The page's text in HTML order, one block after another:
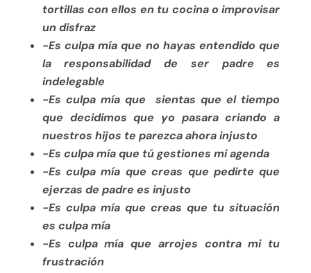
tortillas con ellos en tu cocina o improvisar
un disfraz
-Es culpa mía que no hayas entendido que
la responsabilidad de ser padre es
indelegable
-Es culpa mía que sientas que el tiempo
que decidimos que yo pasara criando a
nuestros hijos te parezca ahora injusto
-Es culpa mía que tú gestiones mi agenda
-Es culpa mía que creas que pedirte que
ejerzas de padre es injusto
-Es culpa mía que creas que tu situación
es culpa mía
-Es culpa mía que arrojes contra mi tu
frustración